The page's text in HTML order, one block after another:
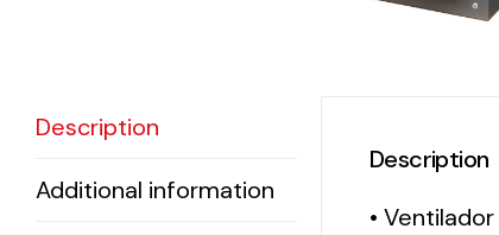
Description
Additional information
Description
•